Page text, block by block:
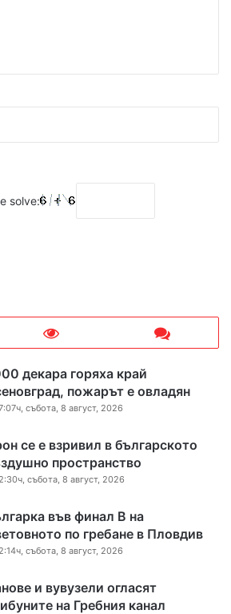
solve:
декара горяха край
пожарът е овладян
събота, 8 август, 2026
се е взривил в българското
пространство
събота, 8 август, 2026
във финал B на
по гребане в Пловдив
събота, 8 август, 2026
и вувузели огласят
на Гребния канал